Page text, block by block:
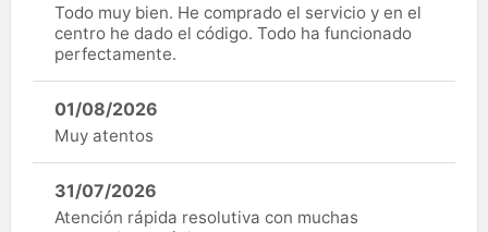
Todo muy bien. He comprado el servicio y en el
centro he dado el código. Todo ha funcionado
perfectamente.
01/08/2026
Muy atentos
31/07/2026
Atención rápida resolutiva con muchas